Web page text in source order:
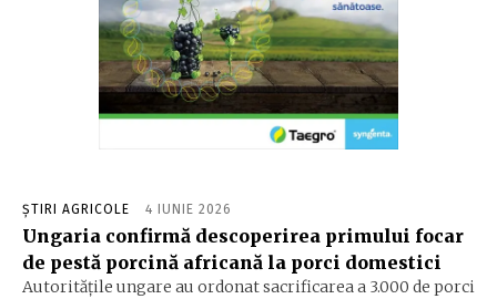
ȘTIRI AGRICOLE 4 IUNIE 2026
Ungaria confirmă descoperirea primului focar
de pestă porcină africană la porci domestici
Autorităţile ungare au ordonat sacrificarea a 3.000 de porci